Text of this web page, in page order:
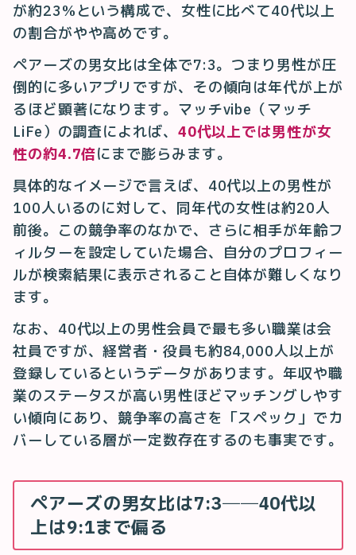
が約23%という構成で、女性に比べて40代以上
の割合がやや高めです。
ペアーズの男女比は全体で7:3。つまり男性が圧
倒的に多いアプリですが、その傾向は年代が上が
るほど顕著になります。マッチvibe（マッチ
LiFe）の調査によれば、 40代以上では男性が女
性の約4.7倍にまで膨らみます。
具体的なイメージで言えば、40代以上の男性が
100人いるのに対して、同年代の女性は約20人
前後。この競争率のなかで、さらに相手が年齢フ
ィルターを設定していた場合、自分のプロフィー
ルが検索結果に表示されること自体が難しくなり
ます。
なお、40代以上の男性会員で最も多い職業は会
社員ですが、経営者・役員も約84,000人以上が
登録しているというデータがあります。年収や職
業のステータスが高い男性ほどマッチングしやす
い傾向にあり、競争率の高さを「スペック」でカ
バーしている層が一定数存在するのも事実です。
ペアーズの男女比は7:3──40代以
上は9:1まで偏る